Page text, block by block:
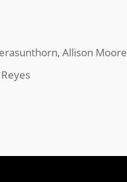
Allison Moore